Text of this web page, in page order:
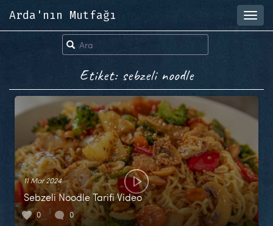
Arda'nın Mutfağı
Etiket: sebzeli noodle
11 Mar 2024
Sebzeli Noodle Tarifi Video
0 0